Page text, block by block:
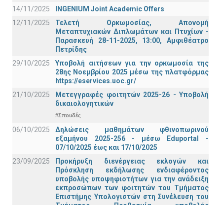
14/11/2025
INGENIUM Joint Academic Offers
12/11/2025
Τελετή Ορκωμοσίας, Απονομή
Μεταπτυχιακών Διπλωμάτων και Πτυχίων -
Παρασκευή 28-11-2025, 13:00, Αμφιθέατρο
Πετρίδης
29/10/2025
Υποβολή αιτήσεων για την ορκωμοσία της
28ης Νοεμβρίου 2025 μέσω της πλατφόρμας
https://eservices.uoc.gr/
21/10/2025
Μετεγγραφές φοιτητών 2025-26 - Υποβολή
δικαιολογητικών
#Σπουδές
06/10/2025
Δηλώσεις μαθημάτων φθινοπωρινού
εξαμήνου 2025-256 - μέσω Εduportal -
07/10/2025 έως και 17/10/2025
23/09/2025
Προκήρυξη διενέργειας εκλογών και
Πρόσκληση εκδήλωσης ενδιαφέροντος
υποβολής υποψηφιοτήτων για την ανάδειξη
εκπροσώπων των φοιτητών του Τμήματος
Επιστήμης Υπολογιστών στη Συνέλευση του